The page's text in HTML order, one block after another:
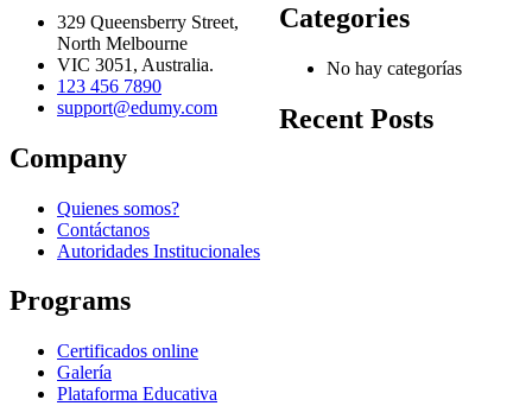
Categories
No hay categorías
Recent Posts
329 Queensberry Street,
North Melbourne
VIC 3051, Australia.
123 456 7890
support@edumy.com
Company
Quienes somos?
Contáctanos
Autoridades Institucionales
Programs
Certificados online
Galería
Plataforma Educativa